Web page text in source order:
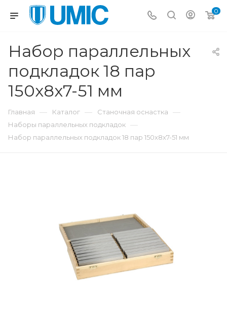
0
Набор параллельных
подкладок 18 пар
150x8x7-51 мм
Главная — Каталог — Станочная оснастка —
Наборы параллельных подкладок —
Набор параллельных подкладок 18 пар 150x8x7-51 мм